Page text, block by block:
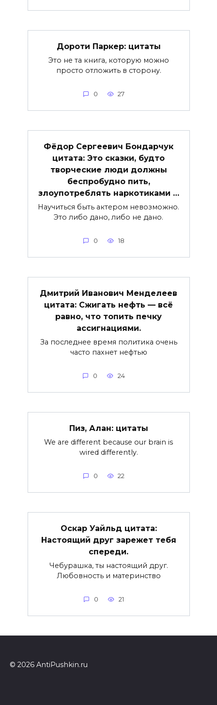
Дороти Паркер: цитаты
Это не та книга, которую можно
просто отложить в сторону.
0 27
Фёдор Сергеевич Бондарчук
цитата: Это сказки, будто
творческие люди должны
беспробудно пить,
злоупотреблять наркотиками …
Научиться быть актером невозможно.
Это либо дано, либо не дано.
0 18
Дмитрий Иванович Менделеев
цитата: Сжигать нефть — всё
равно, что топить печку
ассигнациями.
За последнее время политика очень
часто пахнет нефтью
0 24
Пиз, Алан: цитаты
We are different because our brain is
wired differently.
0 22
Оскар Уайльд цитата:
Настоящий друг зарежет тебя
спереди.
Чебурашка, ты настоящий друг.
Любовность и материнство
0 21
© 2026 AntiPushkin.ru